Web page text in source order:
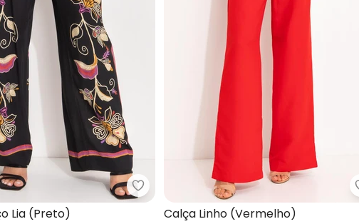
(Bege)
Farm - Calça Lenço Lia (Preto)
Lia (Preto)
Calça Linho (Vermelho)